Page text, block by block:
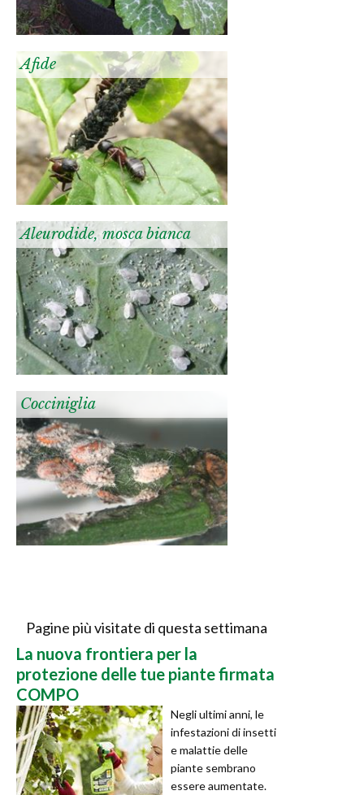
Afide
Aleurodide, mosca bianca
Cocciniglia
Pagine più visitate di questa settimana
La nuova frontiera per la
protezione delle tue piante firmata
COMPO
Negli ultimi anni, le
infestazioni di insetti
e malattie delle
piante sembrano
essere aumentate.